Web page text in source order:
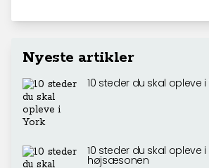
Nyeste artikler
10 steder du skal opleve i
10 steder du skal opleve
højsæsonen